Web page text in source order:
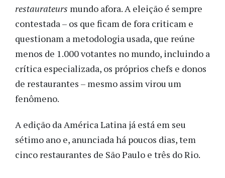
restaurateurs mundo afora. A eleição é sempre
contestada – os que ficam de fora criticam e
questionam a metodologia usada, que reúne
menos de 1.000 votantes no mundo, incluindo a
crítica especializada, os próprios chefs e donos
de restaurantes – mesmo assim virou um
fenômeno.
A edição da América Latina já está em seu
sétimo ano e, anunciada há poucos dias, tem
cinco restaurantes de São Paulo e três do Rio.